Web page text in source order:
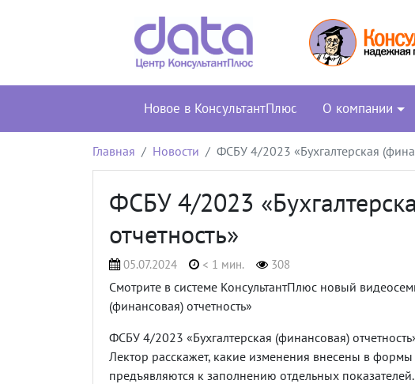
Новое в КонсультантПлюс О компании
Главная Новости ФСБУ 4/2023 «Бухгалтерская
ФСБУ 4/2023
отчетность»
05.07.2024 < 1 мин. 308
Смотрите в системе КонсультантПлюс новый
(финансовая) отчетность»
ФСБУ 4/2023 «Бухгалтерская (финансовая)
Лектор расскажет, какие изменения внесены в
предъявляются к заполнению отдельных показателей.